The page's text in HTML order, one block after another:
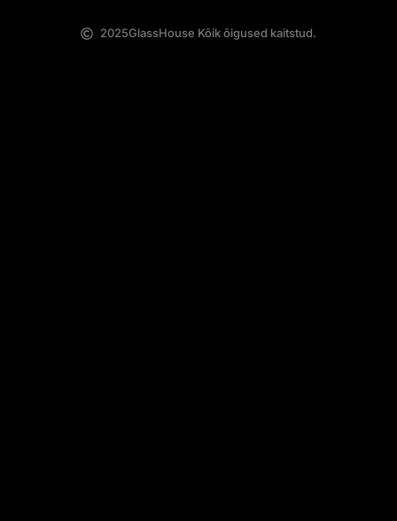
2025GlassHouse Kõik õigused kaitstud.